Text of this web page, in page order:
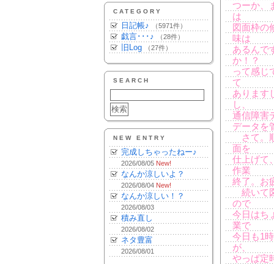
CATEGORY
日記帳♪ （5971件）
戯言･･･♪ （28件）
旧Log （27件）
SEARCH
NEW ENTRY
完成しちゃったねー♪
2026/08/05 New!
なんか涼しいよ？
2026/08/04 New!
なんか涼しい！？
2026/08/03
積み直し
2026/08/02
ネタ豊富
2026/08/01
つーか、
は
図面枠の
味は
あるんで
か！？
って感じ
て
あります
し、
通信障害
データを
さて。
面を
仕上げて
作業
終了。お
続いて
ので
今日はち
業で
今日も1
が、
やっぱ定